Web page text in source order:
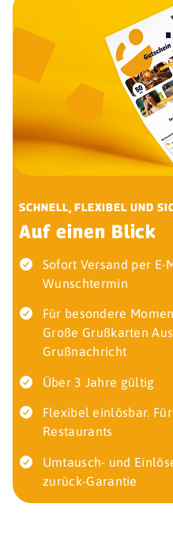
SCHNELL, FLEXIBEL UND
Auf einen Blick
Sofort Versand per E-
Wunschtermin
Für besondere
Große Grußkarten
Grußnachricht
Über 3 Jahre gültig
Flexibel einlösbar.
Restaurants
Umtausch- und
zurück-Garantie